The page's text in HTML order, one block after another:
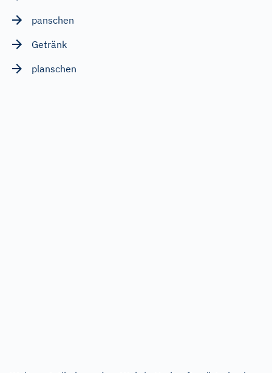
panschen
Getränk
planschen